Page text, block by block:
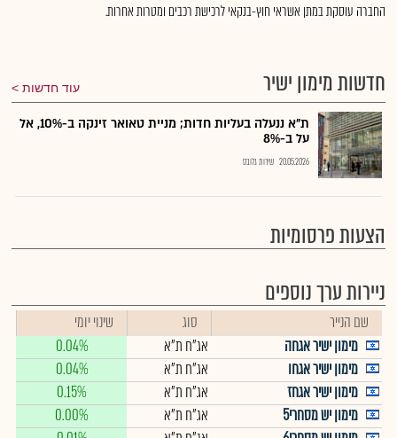
החברה עוסקת במתן אשראי חוץ-בנקאי לרכישת רכבים ומטרות אחרות.
חדשות מימון ישיר עוד חדשות
ת"א ננעלה בעליות חדות; מניית טאואר זינקה ב-10%, אל
על ב-8%
20.05.2026 שירות גלובס
הצעות פרסומיות
ניירות ערך נוספים
שם הנייר סוג
שינוי יומי
מימון ישיר אגחה
אג"ח ת"א
0.04%
מימון ישיר אגחו
אג"ח ת"א
0.04%
מימון ישיר אגחז
אג"ח ת"א
0.15%
מימון יש מסחרי5
אג"ח ת"א
0.00%